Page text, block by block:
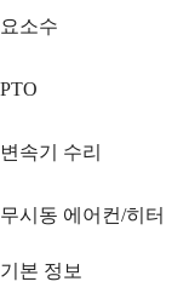
요소수
PTO
변속기 수리
무시동 에어컨/히터
기본 정보